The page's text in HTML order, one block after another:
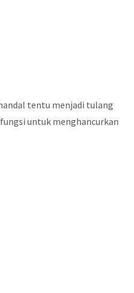
tentu menjadi tulang
untuk menghancurkan